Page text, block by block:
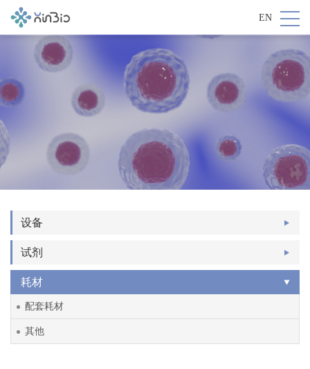
EN
设备
试剂
耗材
配套耗材
其他